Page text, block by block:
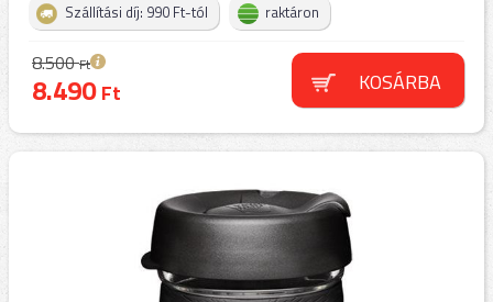
Szállítási díj: 990 Ft-tól raktáron
8.500Ft
8.490Ft KOSÁRBA